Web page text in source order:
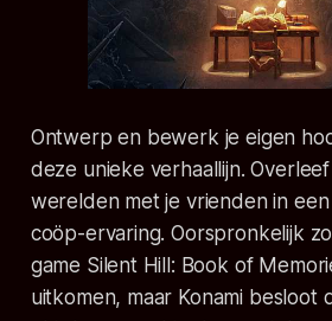
Ontwerp en bewerk je eigen
deze unieke verhaallijn.
werelden met je vrienden in
coöp-ervaring. Oorspronkelijk
game Silent Hill: Book of
uitkomen, maar Konami besloot